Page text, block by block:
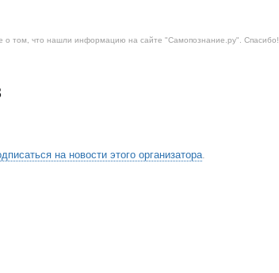
о том, что нашли информацию на сайте "Самопознание.ру". Спасибо!
на новости этого организатора